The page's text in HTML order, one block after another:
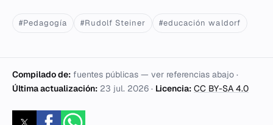
#Pedagogía #Rudolf Steiner #educación waldorf
Compilado de: fuentes públicas — ver referencias abajo ·
Última actualización: 23 jul. 2026 · Licencia: CC BY-SA 4.0